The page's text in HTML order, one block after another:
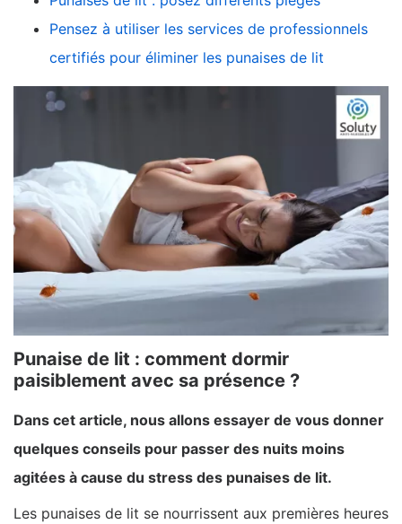
Pensez à utiliser les services de professionnels
certifiés pour éliminer les punaises de lit
Punaise de lit : comment dormir
paisiblement avec sa présence ?
Dans cet article, nous allons essayer de vous donner
quelques conseils pour passer des nuits moins
agitées à cause du stress des punaises de lit.
Les punaises de lit se nourrissent aux premières heures